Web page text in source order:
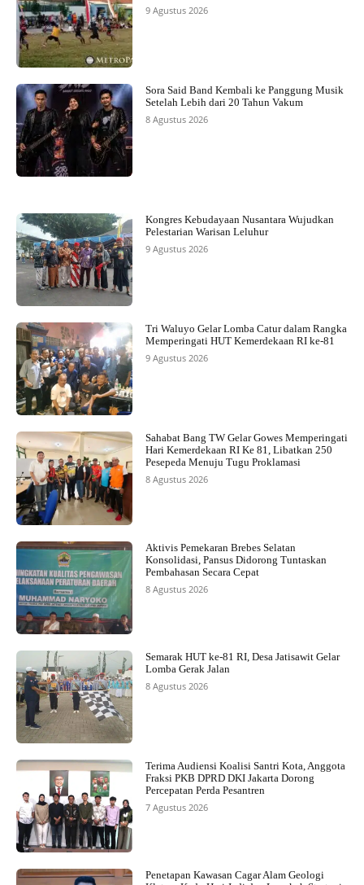
9 Agustus 2026
Sora Said Band Kembali ke Panggung Musik
Setelah Lebih dari 20 Tahun Vakum
8 Agustus 2026
Kongres Kebudayaan Nusantara Wujudkan
Pelestarian Warisan Leluhur
9 Agustus 2026
Tri Waluyo Gelar Lomba Catur dalam Rangka
Memperingati HUT Kemerdekaan RI ke-81
9 Agustus 2026
Sahabat Bang TW Gelar Gowes Memperingati
Hari Kemerdekaan RI Ke 81, Libatkan 250
Pesepeda Menuju Tugu Proklamasi
8 Agustus 2026
Aktivis Pemekaran Brebes Selatan
Konsolidasi, Pansus Didorong Tuntaskan
Pembahasan Secara Cepat
8 Agustus 2026
Semarak HUT ke-81 RI, Desa Jatisawit Gelar
Lomba Gerak Jalan
8 Agustus 2026
Terima Audiensi Koalisi Santri Kota, Anggota
Fraksi PKB DPRD DKI Jakarta Dorong
Percepatan Perda Pesantren
7 Agustus 2026
Penetapan Kawasan Cagar Alam Geologi